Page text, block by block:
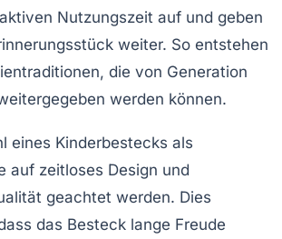
Nutzungszeit auf und geben
weiter. So entstehen
die von Generation
werden können.
eines Kinderbestecks als
auf zeitloses Design und
geachtet werden. Dies
das Besteck lange Freude